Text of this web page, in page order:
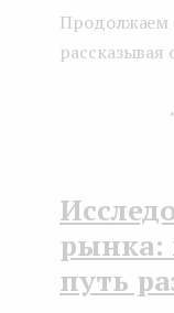
Продолжаем
рассказывая
рынка:
путь